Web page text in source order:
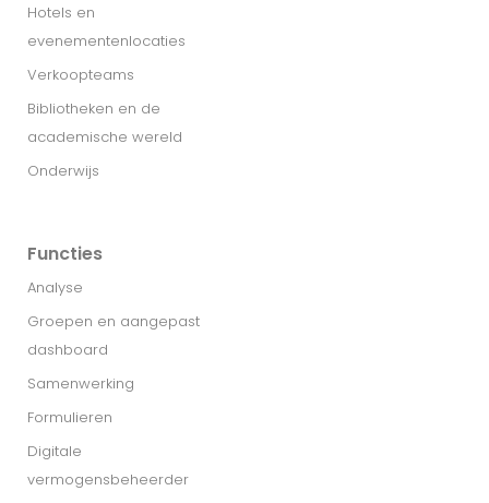
Hotels en
evenementenlocaties
Verkoopteams
Bibliotheken en de
academische wereld
Onderwijs
Functies
Analyse
Groepen en aangepast
dashboard
Samenwerking
Formulieren
Digitale
vermogensbeheerder